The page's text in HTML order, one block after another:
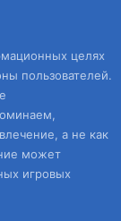
целях
пользователей.
а не как
может
игровых